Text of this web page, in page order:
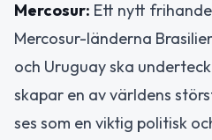
Mercosur: Ett nytt
Mercosur-länderna
och Uruguay ska
skapar en av världens
ses som en viktig politisk